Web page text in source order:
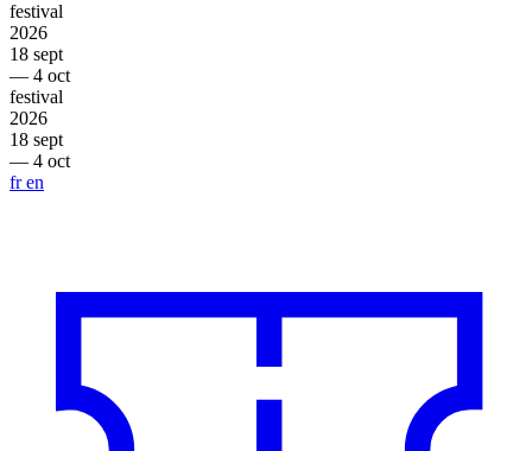
festival
2026
18 sept
— 4 oct
festival
2026
18 sept
— 4 oct
fren